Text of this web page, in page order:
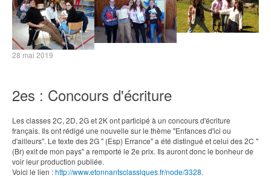
28 mai 2019
2es : Concours d'écriture
Les classes 2C, 2D, 2G et 2K ont participé à un concours d'écriture
français. Ils ont rédigé une nouvelle sur le thème "Enfances d'ici ou
d'ailleurs". Le texte des 2G " (Esp) Errance" a été distingué et celui des 2C "
(Br) exit de mon pays" a remporté le 2e prix. Ils auront donc le bonheur de
voir leur production publiée.
Voici le lien :http://www.etonnantsclassiques.fr/node/3328.